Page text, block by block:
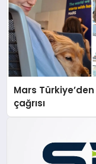
Mars
çağrısı